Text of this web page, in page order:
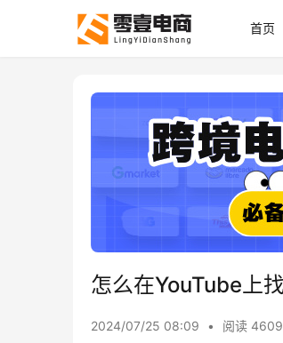
首页
怎么在YouTube上
2024/07/25 08:09 • 阅读 4609